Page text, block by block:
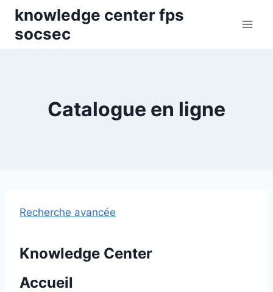
Skip
content
knowledge center fps
socsec
Catalogue en ligne
Recherche avancée
Knowledge Center
Accueil